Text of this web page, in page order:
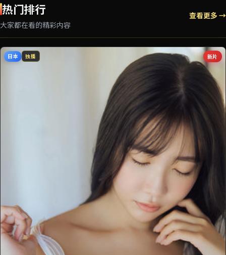
热门排行
大家都在看的精彩内容
查看更多 →
新片
日本 独播